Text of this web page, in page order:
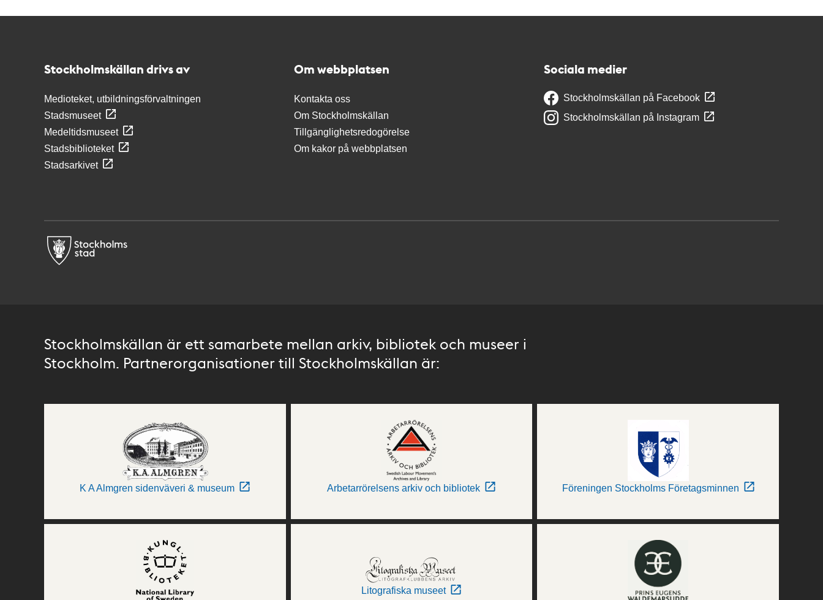
Stockholmskällan drivs av
Medioteket, utbildningsförvaltningen
Stadsmuseet
Medeltidsmuseet
Stadsbiblioteket
Stadsarkivet
Om webbplatsen
Kontakta oss
Om Stockholmskällan
Tillgänglighetsredogörelse
Om kakor på webbplatsen
Sociala medier
Stockholmskällan på Facebook
Stockholmskällan på Instagram
Stockholmskällan är ett samarbete mellan arkiv, bibliotek och museer i
Stockholm. Partnerorganisationer till Stockholmskällan är:
K A Almgren sidenväveri & museum Arbetarrörelsens arkiv och bibliotek Föreningen Stockholms Företagsminnen
Litografiska museet